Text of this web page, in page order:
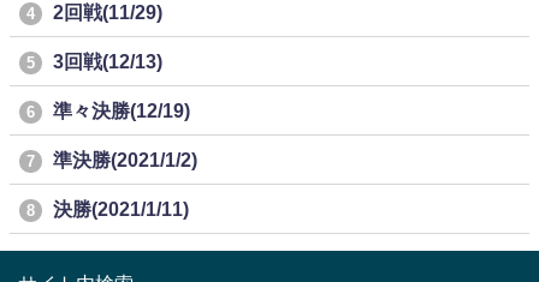
4 2回戦(11/29)
5 3回戦(12/13)
6 準々決勝(12/19)
7 準決勝(2021/1/2)
8 決勝(2021/1/11)